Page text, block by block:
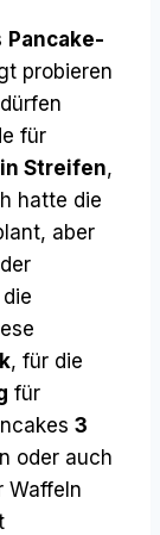
Pancake-
probieren
dürfen
für
Streifen,
hatte die
aber
, für die
für
3
oder auch
Waffeln